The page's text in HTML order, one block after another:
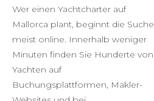
Wer einen Yachtcharter auf
Mallorca plant, beginnt die Suche
meist online. Innerhalb weniger
Minuten finden Sie Hunderte von
Yachten auf
Buchungsplattformen, Makler-